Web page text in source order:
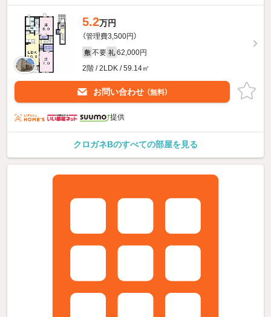
5.2万円
（管理費3,500円）
敷 不要 礼 62,000円
2階 / 2LDK / 59.14㎡
お問い合わせ （無料）
提供
クロガネBのすべての部屋を見る